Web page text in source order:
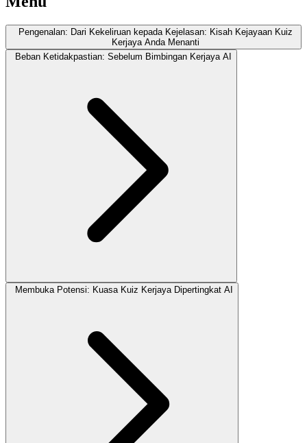
Pengenalan: Dari Kekeliruan kepada Kejelasan: Kisah Kejayaan Kuiz
Kerjaya Anda Menanti
Beban Ketidakpastian: Sebelum Bimbingan Kerjaya AI
Membuka Potensi: Kuasa Kuiz Kerjaya Dipertingkat AI